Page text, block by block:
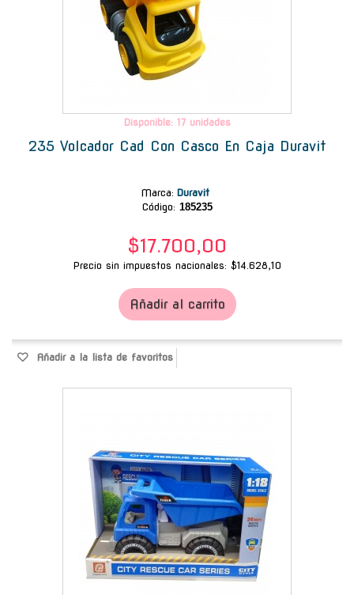
Disponible: 17 unidades
235 Volcador Cad Con Casco En Caja Duravit
Marca: Duravit
Código: 185235
$17.700,00
Precio sin impuestos nacionales: $14.628,10
Añadir al carrito
Añadir a la lista de favoritos